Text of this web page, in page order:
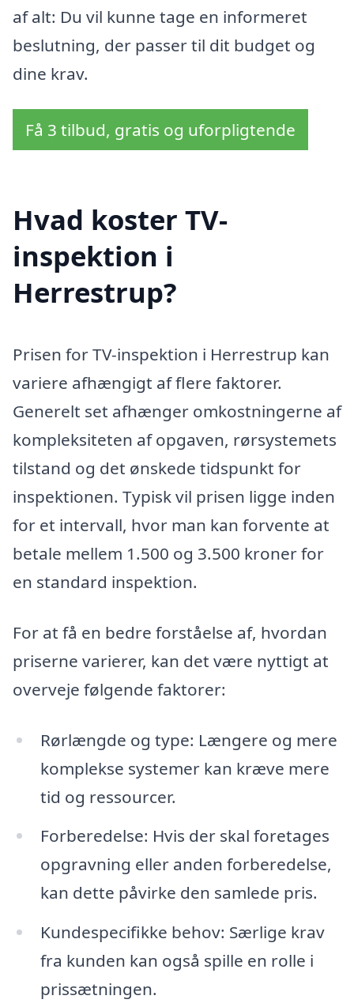
af alt: Du vil kunne tage en informeret
beslutning, der passer til dit budget og
dine krav.
Få 3 tilbud, gratis og uforpligtende
Hvad koster TV-
inspektion i
Herrestrup?
Prisen for TV-inspektion i Herrestrup kan
variere afhængigt af flere faktorer.
Generelt set afhænger omkostningerne af
kompleksiteten af opgaven, rørsystemets
tilstand og det ønskede tidspunkt for
inspektionen. Typisk vil prisen ligge inden
for et intervall, hvor man kan forvente at
betale mellem 1.500 og 3.500 kroner for
en standard inspektion.
For at få en bedre forståelse af, hvordan
priserne varierer, kan det være nyttigt at
overveje følgende faktorer:
Rørlængde og type: Længere og mere
komplekse systemer kan kræve mere
tid og ressourcer.
Forberedelse: Hvis der skal foretages
opgravning eller anden forberedelse,
kan dette påvirke den samlede pris.
Kundespecifikke behov: Særlige krav
fra kunden kan også spille en rolle i
prissætningen.